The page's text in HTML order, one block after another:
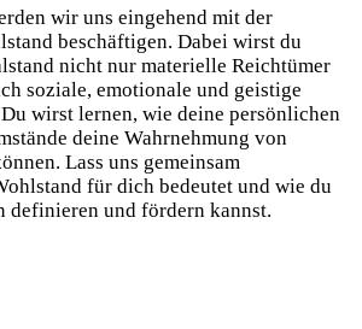
wir uns eingehend mit der
beschäftigen. Dabei wirst du
nicht nur materielle Reichtümer
soziale, emotionale und geistige
wirst lernen, wie deine persönlichen
deine Wahrnehmung von
Lass uns gemeinsam
für dich bedeutet und wie du
definieren und fördern kannst.